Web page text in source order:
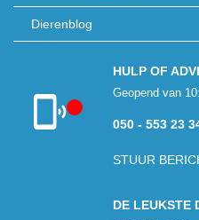
Dierenblog
Klantenservice
HULP OF
Geopend van
050 - 553 23
STUUR
DE LEUKSTE